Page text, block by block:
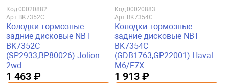
Код00020882
Арт. BK7352C
Колодки тормозные
задние дисковые NBT
BK7352C
(SP2933,BP80026) Jolion
2wd
1 463 ₽
Код00020883
Арт. BK7354C
Колодки тормозные
задние дисковые NBT
BK7354C
(GDB1763,GP22001) Haval
M6/F7X
1 913 ₽